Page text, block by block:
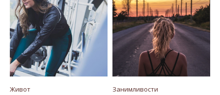
Живот Занимливости